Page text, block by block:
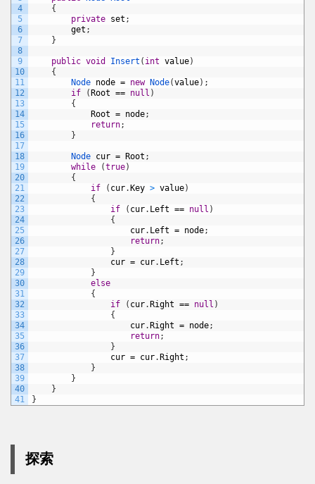
4
5
6
7
8
9
10
11
12
13
14
15
16
17
18
19
20
21
22
23
24
25
26
27
28
29
30
31
32
33
34
35
36
37
38
39
40
41
{
private set ;
get ;
}
public void Insert ( int value)
{
Node node = new Node(value) ;
if
( Root == null )
{
Root = node;
return;
}
Node cur = Root ;
while
(true)
{
if
( cur. Key > value)
{
if
( cur. Left == null )
{
cur. Left = node;
return;
}
cur = cur. Left ;
}
else
{
if
( cur. Right == null )
{
cur. Right = node;
return;
}
cur = cur. Right ;
}
}
}
}
探索